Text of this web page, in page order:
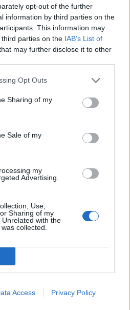
opt-out of the further
information by third parties on the
This information may
parties on the IAB’s List of
may further disclose it to other
Opt Outs
Sharing of my
Sale of my
my
Advertising.
Use,
Sharing of my
with the
collected.
Access Privacy Policy
στη Νέα Κίο
του Πολίτη έφερε τη
δημιουργία του
της τοπικής κοινωνίας
Άργους – Μυκηνών. Ο αγώνας
του Βουλευτή Γιάννη
ενδιαφέρον του Υπουργού
ηγεσίας της Ελληνικής […]